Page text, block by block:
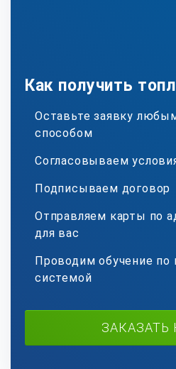
Как получить
Оставьте заявку
способом
Согласовываем
Подписываем договор
Отправляем карты по
для вас
Проводим обучение по
системой
ЗАКАЗАТЬ